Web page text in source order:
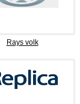
Rays volk